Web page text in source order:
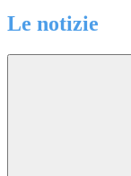
Le notizie